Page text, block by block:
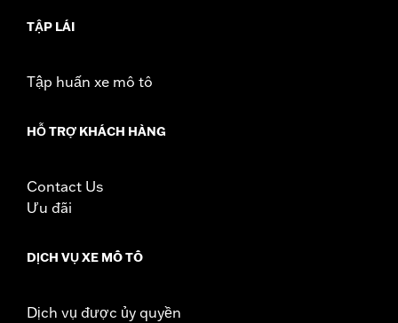
NOTES:Removing and installing engine covers may require
purchase of new gaskets. See dealer for information.
TẬP LÁI
Tập huấn xe mô tô
HỖ TRỢ KHÁCH HÀNG
Contact Us
Ưu đãi
DỊCH VỤ XE MÔ TÔ
Dịch vụ được ủy quyền